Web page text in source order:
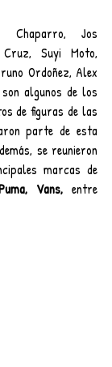
Chaparro, Jos
Suyi Moto,
Ordoñez, Alex
algunos de los
de figuras de las
se reunieron
marcas de
Vans, entre